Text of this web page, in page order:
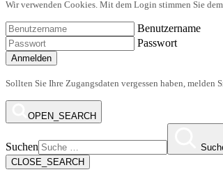
Wir verwenden Cookies. Mit dem Login stimmen Sie
Benutzername
Passwort
Anmelden
Sollten Sie Ihre Zugangsdaten vergessen haben, melden
OPEN_SEARCH
Suchen
CLOSE_SEARCH